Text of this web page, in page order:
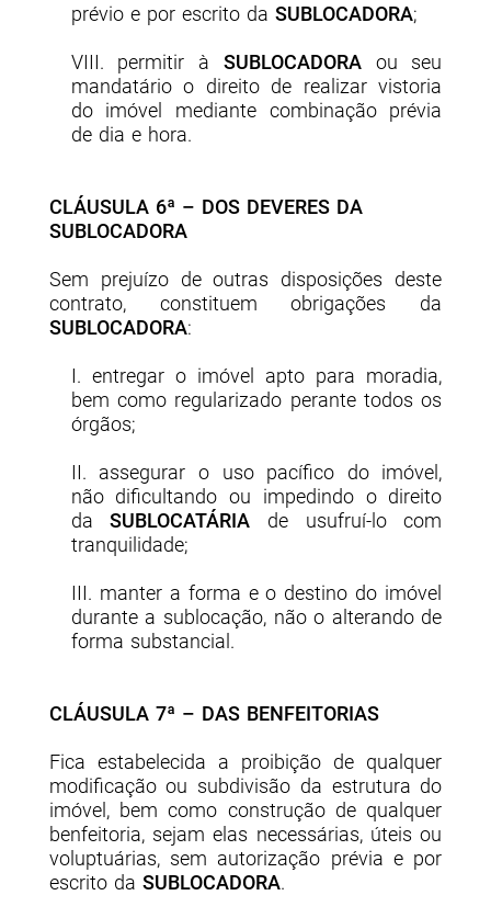
prévio e por escrito da SUBLOCADORA;
VIII. permitir à SUBLOCADORAou seu
mandatário o direito de realizar vistoria
do imóvel mediante combinação prévia
de dia e hora.
CLÁUSULA 6ª – DOS DEVERES DA
SUBLOCADORA
Sem prejuízo de outras disposições deste
contrato, constituem obrigações da
SUBLOCADORA:
I. entregar o imóvel apto para moradia,
bem como regularizado perante todos os
órgãos;
II. assegurar o uso pacífico do imóvel,
não dificultando ou impedindo o direito
daSUBLOCATÁRIA de usufruí-lo com
tranquilidade;
III. manter a forma e o destino do imóvel
durante a sublocação, não o alterando de
forma substancial.
CLÁUSULA 7ª – DAS BENFEITORIAS
Fica estabelecida a proibição de qualquer
modificação ou subdivisão da estrutura do
imóvel, bem como construção de qualquer
benfeitoria, sejam elas necessárias, úteis ou
voluptuárias, sem autorização prévia e por
escrito da SUBLOCADORA.